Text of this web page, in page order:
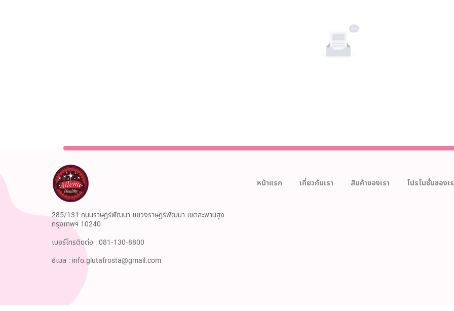
285/131 ถนนราษฎร์พัฒนา แขวงราษฎร์พัฒนา เขตสะพานสูง
กรุงเทพฯ 10240
เบอร์โทรติดต่อ :081-130-8800
อีเมล : info.glutafrosta@gmail.com
หน้าแรก เกี่ยวกับเรา สินค้าของเรา โปรโมชั่นของเ